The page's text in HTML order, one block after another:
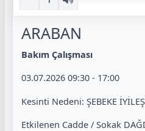
ARABAN
Bakım Çalışması
03.07.2026 09:30 - 17:00
Kesinti Nedeni: ŞEBEKE
Etkilenen Cadde / Sokak